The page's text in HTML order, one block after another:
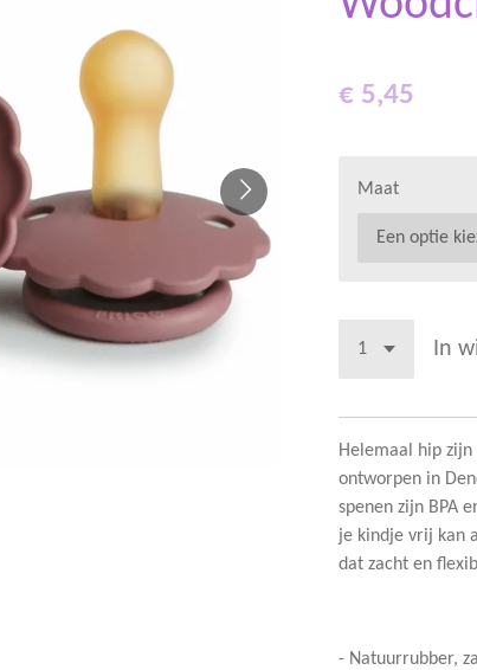
€ 5,45
Maat
In
Helemaal hip zijn
ontworpen in
spenen zijn BPA
je kindje vrij kan
dat zacht en
- Natuurrubber,